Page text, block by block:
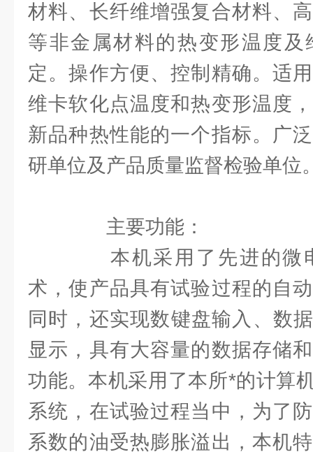
材料、长纤维增强复合材料、
等非金属材料的热变形温度
定。操作方便、控制精确。适
维卡软化点温度和热变形温度
新品种热性能的一个指标。广
研单位及产品质量监督检验单位
主要功能：
本机采用了先进的微
术，使产品具有试验过程的自
同时，还实现数键盘输入、数
显示，具有大容量的数据存储
功能。本机采用了本所*的计算
系统，在试验过程当中，为了
系数的油受热膨胀溢出，本机